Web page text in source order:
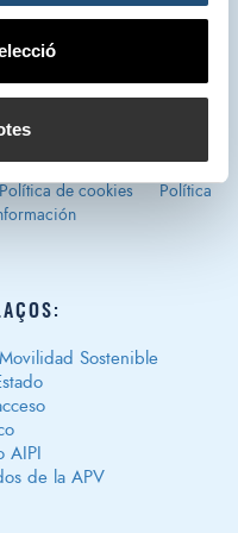
Política de cookies
Política
Sostenible
AIPI
de la APV